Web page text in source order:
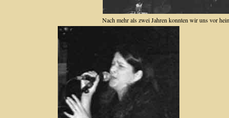
Nach mehr als zwei Jahren konnten wir uns vor